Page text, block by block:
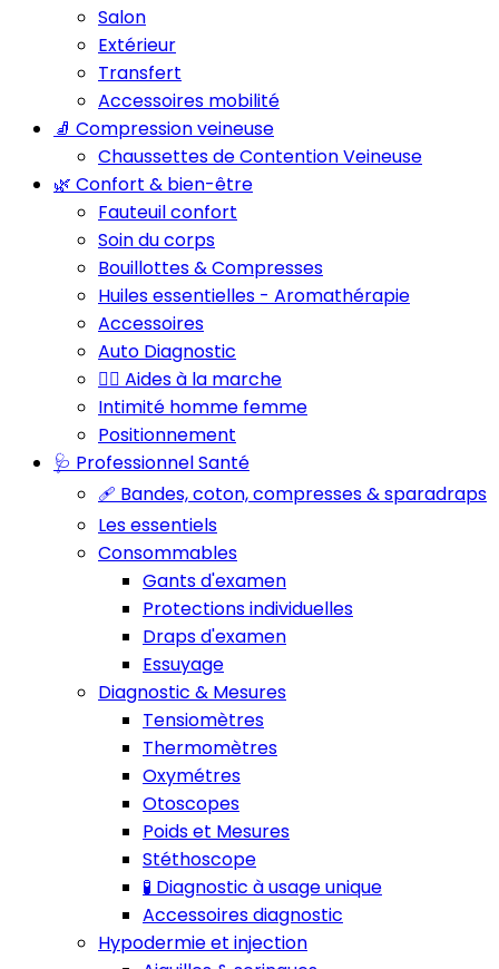
Salon
Extérieur
Transfert
Accessoires mobilité
🧦 Compression veineuse
Chaussettes de Contention Veineuse
🌿 Confort & bien-être
Fauteuil confort
Soin du corps
Bouillottes & Compresses
Huiles essentielles - Aromathérapie
Accessoires
Auto Diagnostic
🚶‍♂️ Aides à la marche
Intimité homme femme
Positionnement
🩺 Professionnel Santé
🩹 Bandes, coton, compresses & sparadraps
Les essentiels
Consommables
Gants d'examen
Protections individuelles
Draps d'examen
Essuyage
Diagnostic & Mesures
Tensiomètres
Thermomètres
Oxymétres
Otoscopes
Poids et Mesures
Stéthoscope
🧪 Diagnostic à usage unique
Accessoires diagnostic
Hypodermie et injection